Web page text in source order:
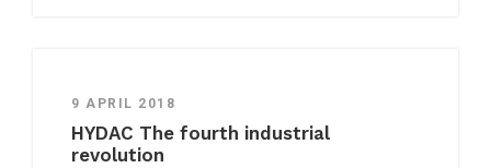
9 APRIL 2018
HYDAC The fourth industrial
revolution